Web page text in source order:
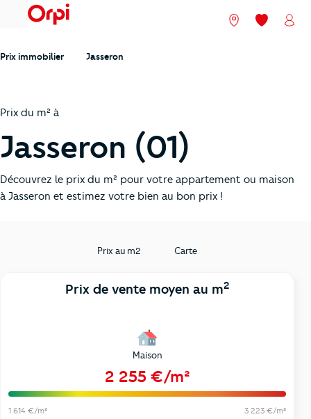
menu Nos agences
Mes
Prix immobilier Jasseron
Prix du m² à
Jasseron (01)
Découvrez le prix du m² pour votre appartement ou maison
à Jasseron et estimez votre bien au bon prix !
Prix au m2 Carte
Prix de vente moyen au m2
Maison
2 255 €/m²
1 614 €/m² 3 223 €/m²